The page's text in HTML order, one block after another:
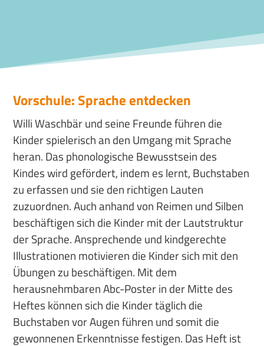
Vorschule: Sprache entdecken
Willi Waschbär und seine Freunde führen die
Kinder spielerisch an den Umgang mit Sprache
heran. Das phonologische Bewusstsein des
Kindes wird gefördert, indem es lernt, Buchstaben
zu erfassen und sie den richtigen Lauten
zuzuordnen. Auch anhand von Reimen und Silben
beschäftigen sich die Kinder mit der Lautstruktur
der Sprache. Ansprechende und kindgerechte
Illustrationen motivieren die Kinder sich mit den
Übungen zu beschäftigen. Mit dem
herausnehmbaren Abc-Poster in der Mitte des
Heftes können sich die Kinder täglich die
Buchstaben vor Augen führen und somit die
gewonnenen Erkenntnisse festigen. Das Heft ist